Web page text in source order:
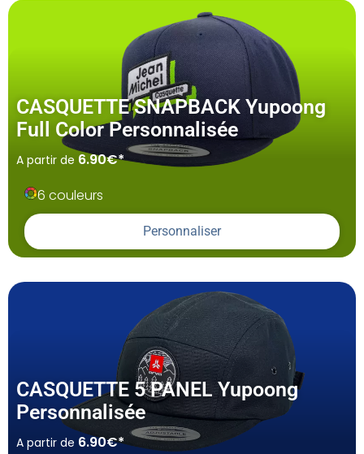
CASQUETTE SNAPBACK Yupoong
Full Color Personnalisée
A partir de 6.90€*
6 couleurs
Personnaliser
CASQUETTE 5 PANEL Yupoong
Personnalisée
A partir de 6.90€*